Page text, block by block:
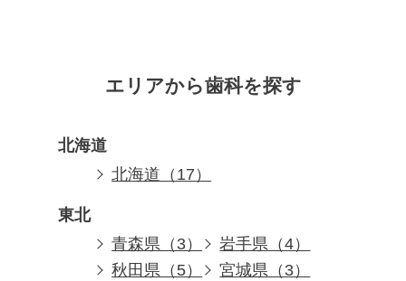
エリアから歯科を探す
北海道
北海道（17）
東北
青森県（3）
岩手県（4）
秋田県（5）
宮城県（3）